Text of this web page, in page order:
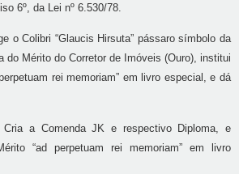
6º, da Lei nº 6.530/78.
o Colibri “Glaucis Hirsuta” pássaro símbolo da
do Mérito do Corretor de Imóveis (Ouro), institui
rei memoriam” em livro especial, e dá
Cria a Comenda JK e respectivo Diploma, e
“ad perpetuam rei memoriam” em livro